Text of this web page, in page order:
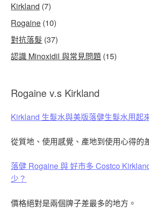
Kirkland (7)
Rogaine (10)
對抗落髮 (37)
認識 Minoxidil 與常見問題 (15)
Rogaine v.s Kirkland
Kirkland 生髮水與美版落健生髮水用起
從質地、使用感覺、產地到使用心得的
落健 Rogaine 與 好市多 Costco
少？
價格絕對是兩個牌子差最多的地方。